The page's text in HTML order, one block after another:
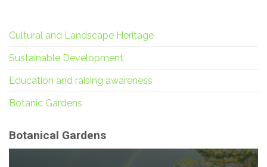
Cultural and Landscape Heritage
Sustainable Development
Education and raising awareness
Botanic Gardens
Botanical Gardens